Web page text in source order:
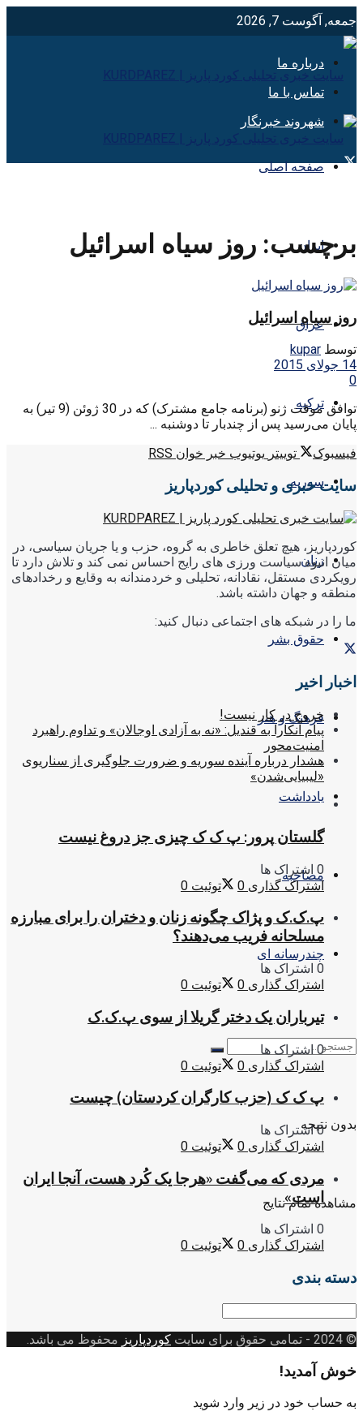
جمعه, آگوست 7, 2026
درباره ما
تماس با ما
شهروند خبرنگار
صفحه اصلی
ایران
عراق
ترکیه
سوریه
زنان
حقوق بشر
فرهنگ و هنر
یادداشت
مصاحبه
چندرسانه ای
بدون نتیجه
مشاهده تمام نتایج
برچسب: روز سياه اسرائيل
روز سیاه اسرائیل
توسط kupar
14 جولای 2015
0
توافق موقت ژنو (برنامه جامع مشترک) که در 30 ژوئن (9 تیر) به
پایان می‌رسید پس از چندبار تا دوشنبه ...
فیسبوک
توییتر یوتیوب خبر خوان RSS
سایت خبری و تحلیلی کوردپاریز
کوردپاریز، هیچ تعلق خاطری به گروه، حزب و یا جریان سیاسی، در
میان انبوه سیاست ورزی های رایج احساس نمی کند و تلاش دارد تا
رویکردی مستقل، نقادانه، تحلیلی و خردمندانه به وقایع و رخدادهای
منطقه و جهان داشته باشد.
ما را در شبکه های اجتماعی دنبال کنید:
اخبار اخیر
خروج در کار نیست!
پیام آنکارا به قندیل: «نه به آزادی اوجالان» و تداوم راهبرد
امنیت‌محور
هشدار درباره آینده سوریه و ضرورت جلوگیری از سناریوی
«لیبیایی‌شدن»
گلستان پرور: پ ک ک چیزی جز دروغ نیست
0 اشتراک ها
اشتراک گذاری 0 توئیت 0
پ.ک.ک و پژاک چگونه زنان و دختران را برای مبارزه
مسلحانه فریب می‌دهند؟
0 اشتراک ها
اشتراک گذاری 0 توئیت 0
تیرباران یک دختر گریلا از سوی پ.ک.ک
0 اشتراک ها
اشتراک گذاری 0 توئیت 0
پ ک ک (حزب کارگران کردستان) چیست
0 اشتراک ها
اشتراک گذاری 0 توئیت 0
مردی که می‌گفت «هرجا یک کُرد هست، آنجا ایران
است»
0 اشتراک ها
اشتراک گذاری 0 توئیت 0
دسته بندی
دسته
© 2024
- تمامی حقوق برای سایت کوردپاریز محفوظ می باشد.
خوش آمدید!
به حساب خود در زیر وارد شوید